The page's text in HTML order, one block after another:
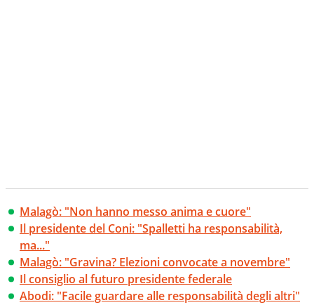
Malagò: "Non hanno messo anima e cuore"
Il presidente del Coni: "Spalletti ha responsabilità,
ma..."
Malagò: "Gravina? Elezioni convocate a novembre"
Il consiglio al futuro presidente federale
Abodi: "Facile guardare alle responsabilità degli altri"